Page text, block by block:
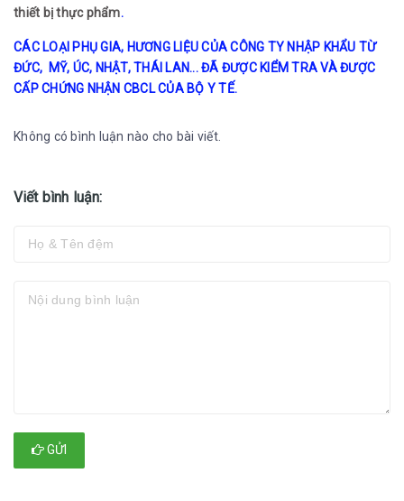
thiết bị thực phẩm.
CÁC LOẠI PHỤ GIA, HƯƠNG LIỆU CỦA CÔNG TY NHẬP KHẨU TỪ
ĐỨC, MỸ, ÚC, NHẬT, THÁI LAN... ĐÃ ĐƯỢC KIỂM TRA VÀ ĐƯỢC
CẤP CHỨNG NHẬN CBCL CỦA BỘ Y TẾ.
Không có bình luận nào cho bài viết.
Viết bình luận:
GỬI